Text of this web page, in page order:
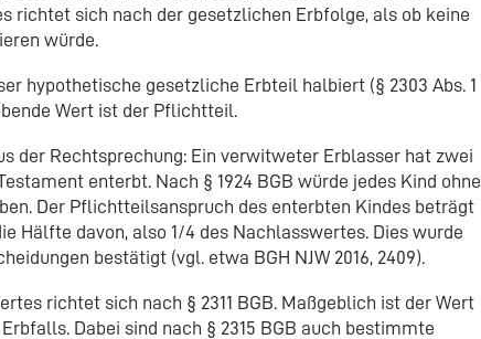
richtet sich nach der gesetzlichen Erbfolge, als ob keine
würde.
hypothetische gesetzliche Erbteil halbiert (§ 2303 Abs. 1
Wert ist der Pflichtteil.
der Rechtsprechung: Ein verwitweter Erblasser hat zwei
enterbt. Nach § 1924 BGB würde jedes Kind ohne
Der Pflichtteilsanspruch des enterbten Kindes beträgt
Hälfte davon, also 1/4 des Nachlasswertes. Dies wurde
bestätigt (vgl. etwa BGH NJW 2016, 2409).
richtet sich nach § 2311 BGB. Maßgeblich ist der Wert
Dabei sind nach § 2315 BGB auch bestimmte